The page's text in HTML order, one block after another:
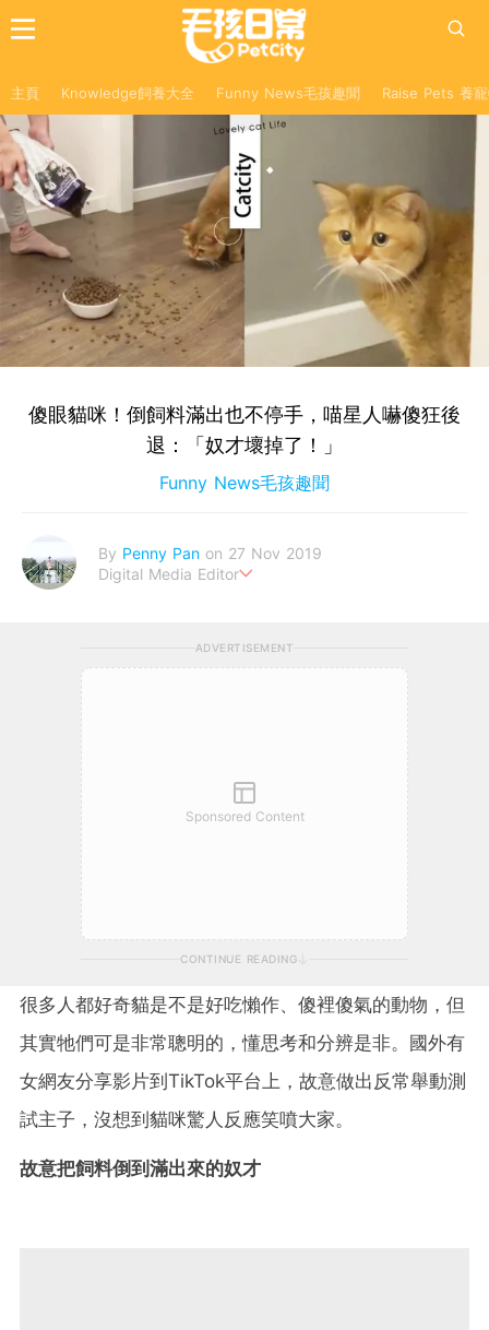
主頁 Knowledge飼養大全 Funny News毛孩趣聞 Raise Pets 養
傻眼貓咪！倒飼料滿出也不停手，喵星人嚇傻狂後
退：「奴才壞掉了！」
Funny News毛孩趣聞
By Penny Pan on 27 Nov 2019
Digital Media Editor
ADVERTISEMENT
Sponsored Content
CONTINUE READING
很多人都好奇貓是不是好吃懶作、傻裡傻氣的動物，但
其實牠們可是非常聰明的，懂思考和分辨是非。國外有
女網友分享影片到TikTok平台上，故意做出反常舉動測
試主子，沒想到貓咪驚人反應笑噴大家。
故意把飼料倒到滿出來的奴才